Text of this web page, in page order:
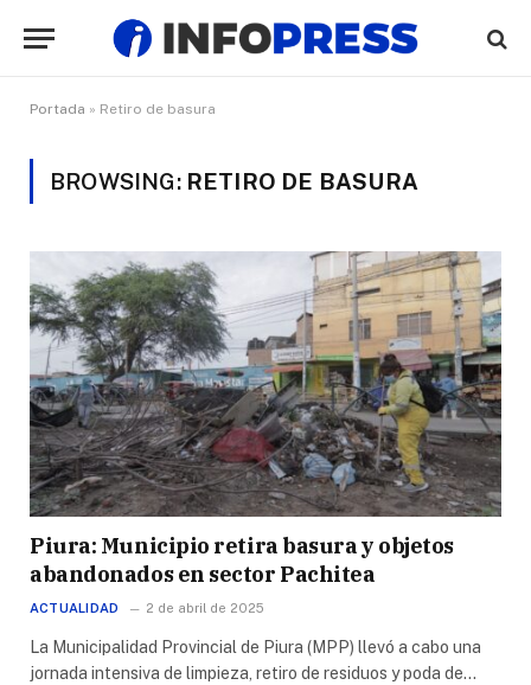
Portada » Retiro de basura
BROWSING: RETIRO DE BASURA
Piura: Municipio retira basura y objetos
abandonados en sector Pachitea
ACTUALIDAD 2 de abril de 2025
La Municipalidad Provincial de Piura (MPP) llevó a cabo una
jornada intensiva de limpieza, retiro de residuos y poda de…